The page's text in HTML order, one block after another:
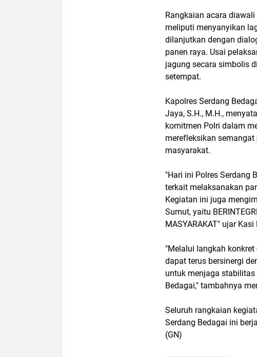
Rangkaian acara
meliputi menyanyikan
dilanjutkan dengan
panen raya. Usai
jagung secara simbolis
setempat.
Kapolres Serdang
Jaya, S.H., M.H.,
komitmen Polri dalam
merefleksikan
masyarakat.
"Hari ini Polres Serdang
terkait melaksanakan
Kegiatan ini juga
Sumut, yaitu
MASYARAKAT" ujar Kasi
"Melalui langkah
dapat terus bersinergi
untuk menjaga
Bedagai," tambahnya
Seluruh rangkaian
Serdang Bedagai ini
(GN)